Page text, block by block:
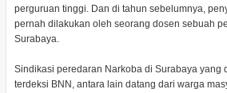
perguruan tinggi. Dan di tahun sebelumnya,
pernah dilakukan oleh seorang dosen sebuah
Surabaya.
Sindikasi peredaran Narkoba di Surabaya yang
terdeksi BNN, antara lain datang dari warga